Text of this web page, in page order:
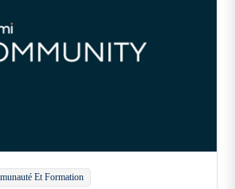
Et Formation